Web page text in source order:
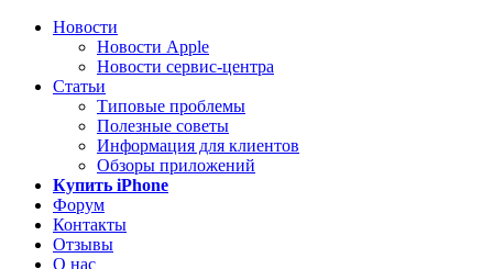
Новости
Новости Apple
Новости сервис-центра
Статьи
Типовые проблемы
Полезные советы
Информация для клиентов
Обзоры приложений
Купить iPhone
Форум
Контакты
Отзывы
О нас